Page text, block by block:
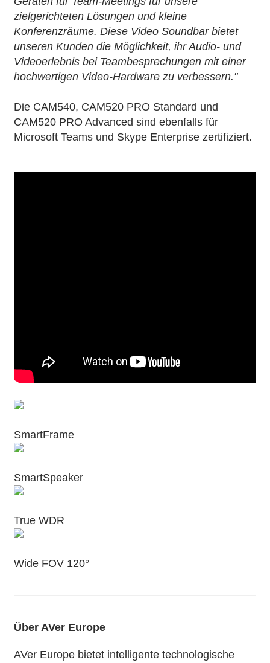
zielgerichteten Lösungen und kleine
Konferenzräume. Diese Video Soundbar bietet
unseren Kunden die Möglichkeit, ihr Audio- und
Videoerlebnis bei Teambesprechungen mit einer
hochwertigen Video-Hardware zu verbessern."
Die CAM540, CAM520 PRO Standard und
CAM520 PRO Advanced sind ebenfalls für
Microsoft Teams und Skype Enterprise zertifiziert.
SmartFrame
SmartSpeaker
True WDR
Wide FOV 120°
Über AVer Europe
AVer Europe bietet intelligente technologische